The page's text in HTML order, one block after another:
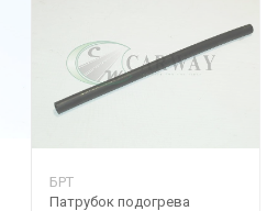
БРТ
Патрубок подогрева